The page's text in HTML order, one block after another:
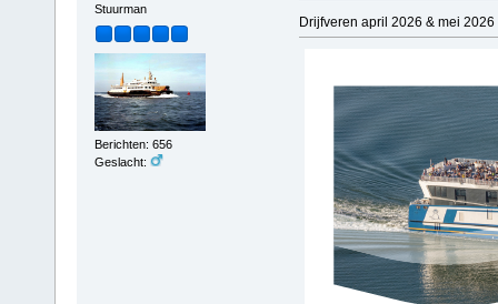
Stuurman
Berichten: 656
Geslacht:
Drijfveren april 2026 & mei